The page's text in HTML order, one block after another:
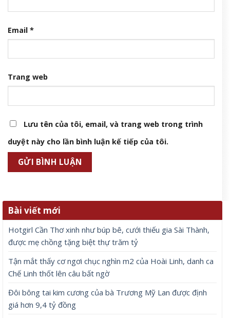
Email *
Trang web
Lưu tên của tôi, email, và trang web trong trình
duyệt này cho lần bình luận kế tiếp của tôi.
Bài viết mới
Hotgirl Cần Thơ xinh như búp bê, cưới thiếu gia Sài Thành,
được mẹ chồng tặng biệt thự trăm tỷ
Tận mắt thấy cơ ngơi chục nghìn m2 của Hoài Linh, danh ca
Chế Linh thốt lên câu bất ngờ
Đôi bông tai kim cương của bà Trương Mỹ Lan được định
giá hơn 9,4 tỷ đồng